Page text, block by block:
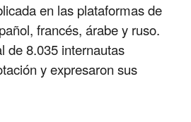
en las plataformas de
francés, árabe y ruso.
de 8.035 internautas
y expresaron sus